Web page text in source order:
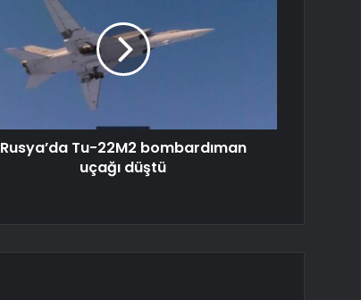
Rusya’da Tu-22M2 bombardıman
uçağı düştü